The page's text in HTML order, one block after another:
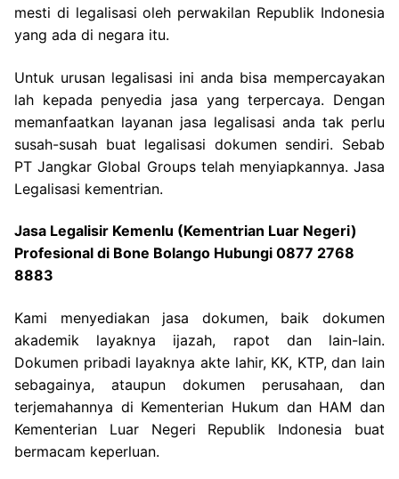
mesti di legalisasi oleh perwakilan Republik Indonesia
yang ada di negara itu.
Untuk urusan legalisasi ini anda bisa mempercayakan
lah kepada penyedia jasa yang terpercaya. Dengan
memanfaatkan layanan jasa legalisasi anda tak perlu
susah-susah buat legalisasi dokumen sendiri. Sebab
PT Jangkar Global Groups telah menyiapkannya. Jasa
Legalisasi kementrian.
Jasa Legalisir Kemenlu (Kementrian Luar Negeri)
Profesional di Bone Bolango Hubungi 0877 2768
8883
Kami menyediakan jasa dokumen, baik dokumen
akademik layaknya ijazah, rapot dan lain-lain.
Dokumen pribadi layaknya akte lahir, KK, KTP, dan lain
sebagainya, ataupun dokumen perusahaan, dan
terjemahannya di Kementerian Hukum dan HAM dan
Kementerian Luar Negeri Republik Indonesia buat
bermacam keperluan.